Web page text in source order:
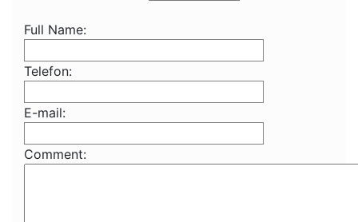
Full Name:
Telefon:
E-mail:
Comment: